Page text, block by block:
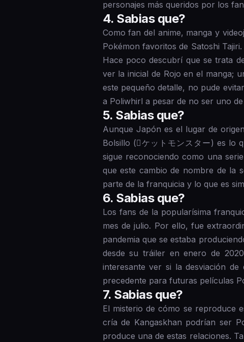
personajes más queridos por los
4 . Sabias que?
Como fan del anime, manga y
Pokémon favoritos de Satoshi
Hace poco descubrí que se trata
ver la inicial de Rojo en el manga;
este pequeño detalle, no pude
a Poliwhirl a pesar de no ser uno
5 . Sabias que?
Aunque Japón es el lugar de
Bolsillo (𰷝ケットモンスター) es
sigue reconociendo como una
que este cambio de nombre de la
parte de la franquicia y lo que es
6 . Sabias que?
Los fans de la popularísima
mes de julio. Por ello, fue
pandemia que se estaba
desde su tráiler en enero de
interesante ver si la desviación
precedente para futuras películas
7 . Sabias que?
El misterio de cómo se reproduce
cría de Kangaskhan podrían ser
produce una de estas relaciones.